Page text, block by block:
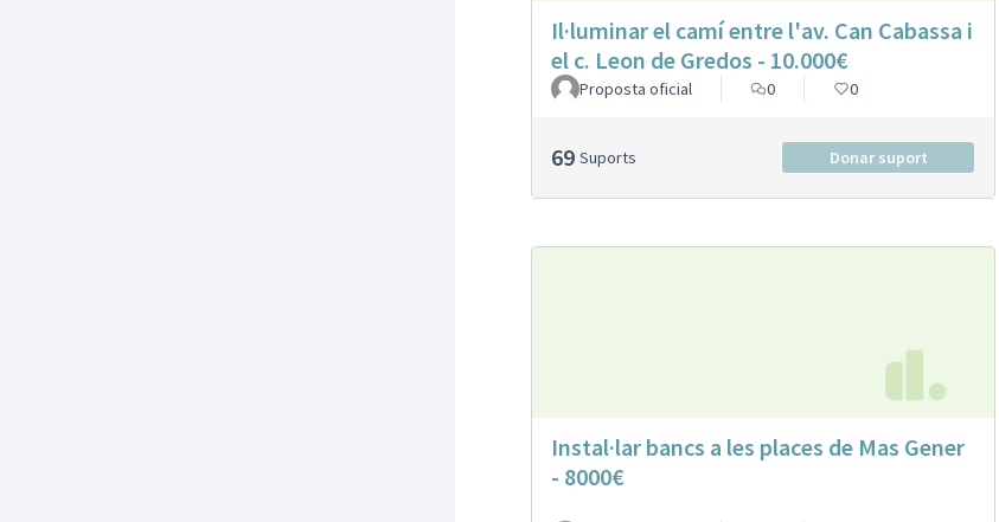
Il·luminar el camí entre l'av. Can Cabassa i
el c. Leon de Gredos - 10.000€
Proposta oficial 0 0
69 Suports Donar suport
Instal·lar bancs a les places de Mas Gener
- 8000€